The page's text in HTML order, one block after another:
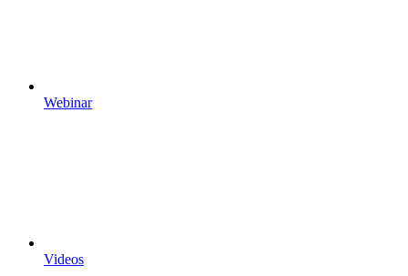
Webinar
Videos